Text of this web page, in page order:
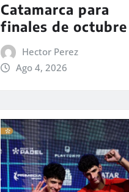
Catamarca para
finales de octubre
Hector Perez
Ago 4, 2026